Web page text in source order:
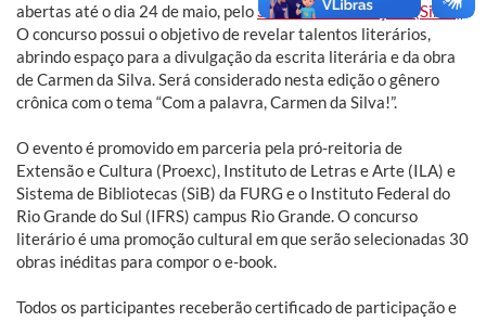
abertas até o dia 24 de maio, peloSistema de Inscrições (Sinsc)
O concurso possui o objetivo de revelar talentos literários,
abrindo espaço para a divulgação da escrita literária e da obra
de Carmen da Silva. Será considerado nesta edição o gênero
crônica com o tema “Com a palavra, Carmen da Silva!”.
O evento é promovido em parceria pela pró-reitoria de
Extensão e Cultura (Proexc), Instituto de Letras e Arte (ILA) e
Sistema de Bibliotecas (SiB) da FURG e o Instituto Federal do
Rio Grande do Sul (IFRS) campus Rio Grande. O concurso
literário é uma promoção cultural em que serão selecionadas 30
obras inéditas para compor o e-book.
Todos os participantes receberão certificado de participação e